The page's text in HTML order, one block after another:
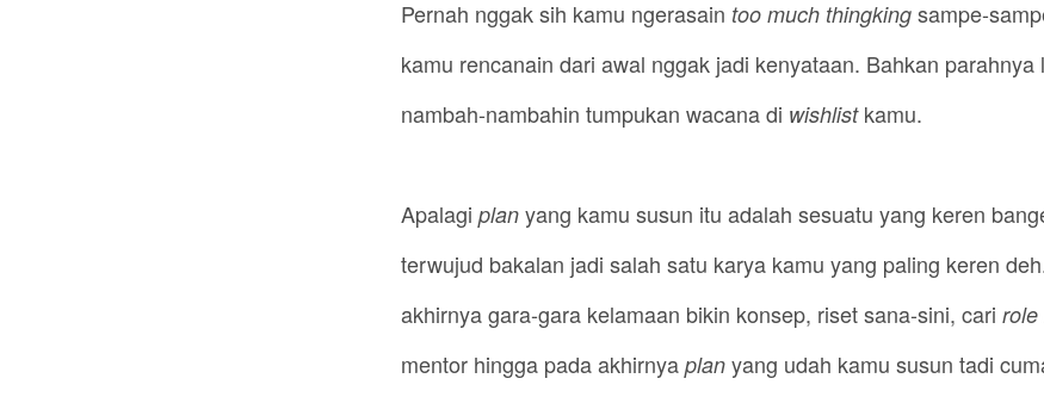
Pernah nggak sih kamu ngerasain too much thingking sampe-
kamu rencanain dari awal nggak jadi kenyataan. Bahkan parahnya
nambah-nambahin tumpukan wacana di wishlist kamu.
Apalagi plan yang kamu susun itu adalah sesuatu yang keren
terwujud bakalan jadi salah satu karya kamu yang paling keren
akhirnya gara-gara kelamaan bikin konsep, riset sana-sini, cari
mentor hingga pada akhirnya plan yang udah kamu susun tadi